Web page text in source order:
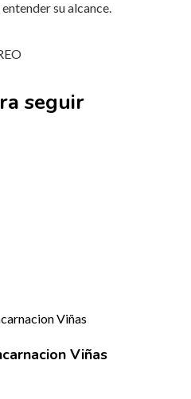
su alcance.
seguir
Viñas